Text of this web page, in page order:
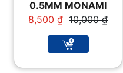
0.5MM MONAMI
10,000₫
Giá
là:
10,000 ₫.
8,500₫ Giá
tại
là: